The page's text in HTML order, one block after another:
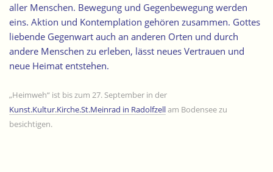
aller Menschen. Bewegung und Gegenbewegung werden
eins. Aktion und Kontemplation gehören zusammen. Gottes
liebende Gegenwart auch an anderen Orten und durch
andere Menschen zu erleben, lässt neues Vertrauen und
neue Heimat entstehen.
„Heimweh“ ist bis zum 27. September in der
Kunst.Kultur.Kirche.St.Meinrad in Radolfzellam Bodensee zu
besichtigen.